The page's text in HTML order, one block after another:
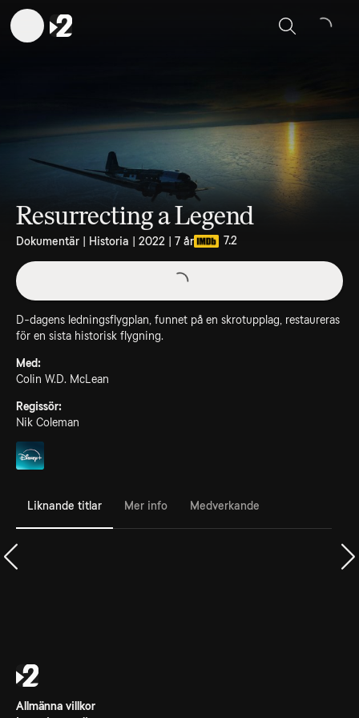
Sök
Resurrecting a Legend
Dokumentär | Historia | 2022 | 7 år 7.2
D-dagens ledningsflygplan, funnet på en skrotupplag, restaureras
för en sista historisk flygning.
Med:
Colin W.D. McLean
Regissör:
Nik Coleman
Liknande titlar Mer info Medverkande
Allmänna villkor